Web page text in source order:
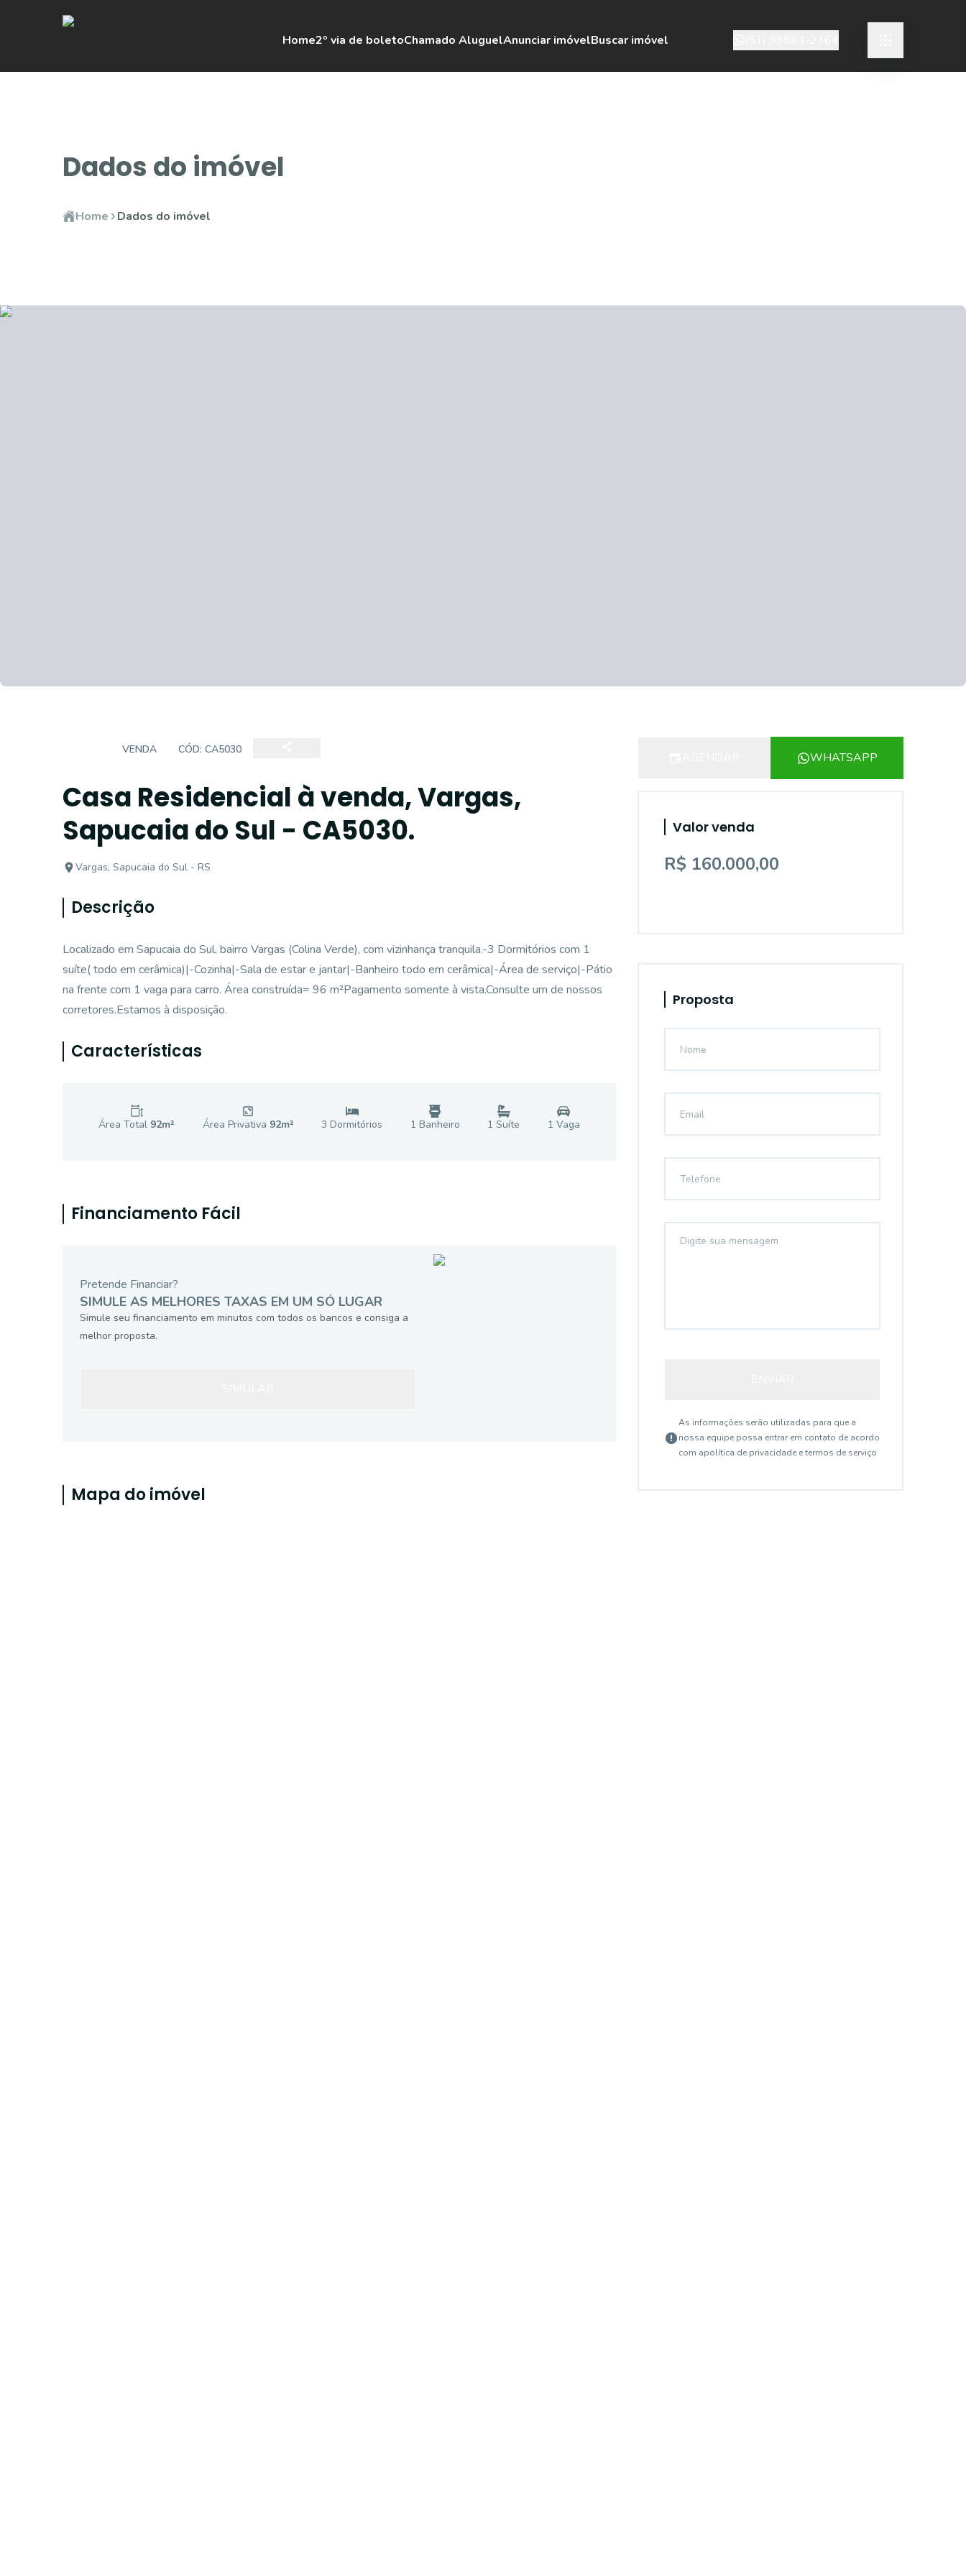
Home2º via de boletoChamado AluguelAnunciar imóvelBuscar imóvel
Dados do imóvel
Home Dados do imóvel
VENDA CÓD: CA5030
Casa Residencial à venda, Vargas,
Sapucaia do Sul - CA5030.
Vargas, Sapucaia do Sul - RS
Descrição
Localizado em Sapucaia do Sul, bairro Vargas (Colina Verde), com vizinhança tranquila.-3 Dormitórios com 1
suíte( todo em cerâmica)|-Cozinha|-Sala de estar e jantar|-Banheiro todo em cerâmica|-Área de serviço|-Pátio
na frente com 1 vaga para carro. Área construída= 96 m²Pagamento somente à vista.Consulte um de nossos
corretores.Estamos à disposição.
Características
Área Total 92m² Área Privativa 92m² 3 Dormitórios 1 Banheiro 1 Suíte 1 Vaga
Financiamento Fácil
Pretende Financiar?
SIMULE AS MELHORES TAXAS EM UM SÓ LUGAR
Simule seu financiamento em minutos com todos os bancos e consiga a
melhor proposta.
Mapa do imóvel
WHATSAPP
Valor venda
R$ 160.000,00
Proposta
As informações serão utilizadas para que a
nossa equipe possa entrar em contato de acordo
com apolítica de privacidade e termos de serviço